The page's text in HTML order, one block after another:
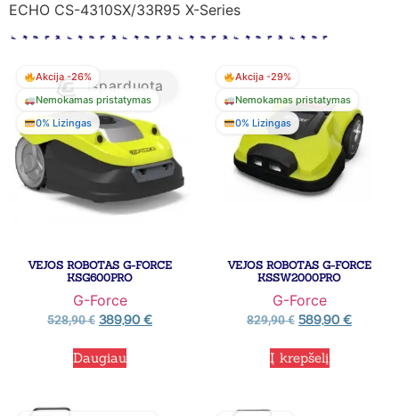
ECHO CS-4310SX/33R95 X-Series
Akcija -26%
Nemokamas pristatymas
0% Lizingas
Išparduota
VEJOS ROBOTAS G-FORCE
KSG600PRO
G-Force
528,90€ 389,90€
Daugiau
Akcija -29%
Nemokamas pristatymas
0% Lizingas
VEJOS ROBOTAS G-FORCE
KSSW2000PRO
G-Force
829,90€ 589,90€
Į krepšelį